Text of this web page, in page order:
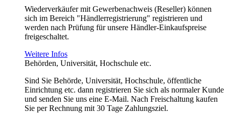
Wiederverkäufer mit Gewerbenachweis (Reseller) können
sich im Bereich "Händlerregistrierung" registrieren und
werden nach Prüfung für unsere Händler-Einkaufspreise
freigeschaltet.
Weitere Infos
Behörden, Universität, Hochschule etc.
Sind Sie Behörde, Universität, Hochschule, öffentliche
Einrichtung etc. dann registrieren Sie sich als normaler Kunde
und senden Sie uns eine E-Mail. Nach Freischaltung kaufen
Sie per Rechnung mit 30 Tage Zahlungsziel.